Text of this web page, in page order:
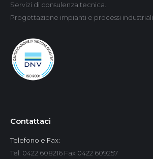
Servizi di consulenza tecnica.
Progettazione impianti e processi industriali.
Contattaci
Telefono e Fax:
Tel. 0422 608216 Fax 0422 609257